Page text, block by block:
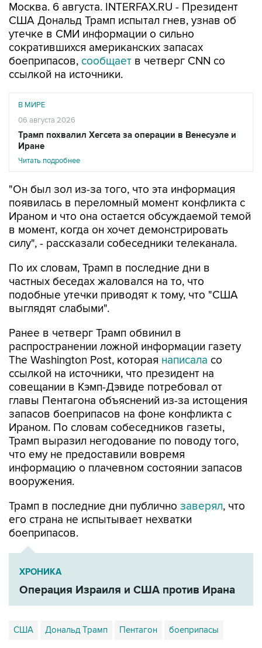
Москва. 6 августа. INTERFAX.RU - Президент
США Дональд Трамп испытал гнев, узнав об
утечке в СМИ информации о сильно
сократившихся американских запасах
боеприпасов, сообщает в четверг CNN со
ссылкой на источники.
В МИРЕ
06 августа 2026
Трамп похвалил Хегсета за операции в Венесуэле и
Иране
Читать подробнее
"Он был зол из-за того, что эта информация
появилась в переломный момент конфликта с
Ираном и что она остается обсуждаемой темой
в момент, когда он хочет демонстрировать
силу", - рассказали собеседники телеканала.
По их словам, Трамп в последние дни в
частных беседах жаловался на то, что
подобные утечки приводят к тому, что "США
выглядят слабыми".
Ранее в четверг Трамп обвинил в
распространении ложной информации газету
The Washington Post, которая написала со
ссылкой на источники, что президент на
совещании в Кэмп-Дэвиде потребовал от
главы Пентагона объяснений из-за истощения
запасов боеприпасов на фоне конфликта с
Ираном. По словам собеседников газеты,
Трамп выразил негодование по поводу того,
что ему не предоставили вовремя
информацию о плачевном состоянии запасов
вооружения.
Трамп в последние дни публично заверял, что
его страна не испытывает нехватки
боеприпасов.
ХРОНИКА
Операция Израиля и США против Ирана
США Дональд Трамп Пентагон боеприпасы